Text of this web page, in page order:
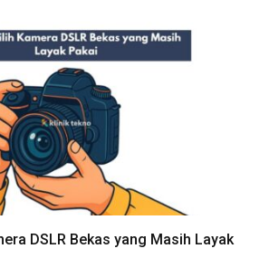
DSLR Bekas yang Masih Layak